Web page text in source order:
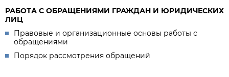
РАБОТА С ОБРАЩЕНИЯМИ ГРАЖДАН И ЮРИДИЧЕСКИХ
ЛИЦ
Правовые и организационные основы работы с
обращениями
Порядок рассмотрения обращений